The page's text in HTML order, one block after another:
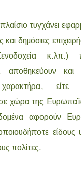
τυγχάνει
και δημόσιες
κ.λπ.)
αποθηκεύουν και
χώρα της
αφορούν
πολίτες.